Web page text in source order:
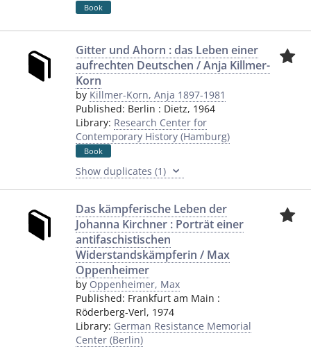
Book
Gitter und Ahorn : das Leben einer
aufrechten Deutschen / Anja Killmer-
Korn
by Killmer-Korn, Anja 1897-1981
Published: Berlin : Dietz, 1964
Library: Research Center for
Contemporary History (Hamburg)
Book
Show duplicates (1)
Das kämpferische Leben der
Johanna Kirchner : Porträt einer
antifaschistischen
Widerstandskämpferin / Max
Oppenheimer
by Oppenheimer, Max
Published: Frankfurt am Main :
Röderberg-Verl, 1974
Library: German Resistance Memorial
Center (Berlin)